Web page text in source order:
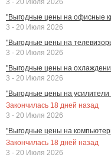
"Выгодные цены на офисные
3 - 20 Июля 2026
"Выгодные цены на
3 - 20 Июля 2026
"Выгодные цены на
3 - 20 Июля 2026
"Выгодные цены на усилители
Закончилась 18 дней назад
3 - 20 Июля 2026
"Выгодные цены на
Закончилась 18 дней назад
3 - 20 Июля 2026